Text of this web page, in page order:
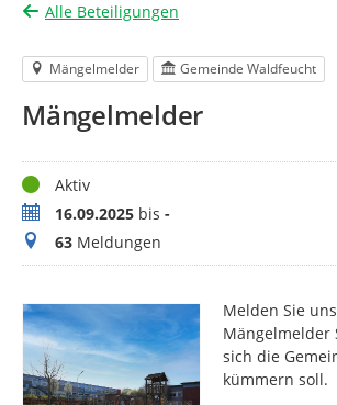
Alle Beteiligungen
Mängelmelder Gemeinde Waldfeucht
Mängelmelder
StatusAktiv
Zeitraum16.09.2025 bis -
Meldungen
63 Meldungen
Melden Sie
Mängelmelder
sich die
kümmern soll.